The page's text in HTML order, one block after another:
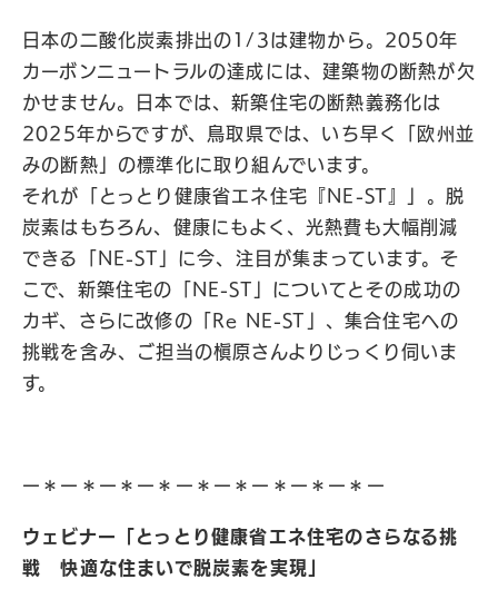
日本の二酸化炭素排出の1/3は建物から。2050年
カーボンニュートラルの達成には、建築物の断熱が欠
かせません。日本では、新築住宅の断熱義務化は
2025年からですが、鳥取県では、いち早く「欧州並
みの断熱」の標準化に取り組んでいます。
それが「とっとり健康省エネ住宅『NE-ST』」。脱
炭素はもちろん、健康にもよく、光熱費も大幅削減
できる「NE-ST」に今、注目が集まっています。そ
こで、新築住宅の「NE-ST」についてとその成功の
カギ、さらに改修の「Re NE-ST」、集合住宅への
挑戦を含み、ご担当の槇原さんよりじっくり伺いま
す。
ー＊ー＊ー＊ー＊ー＊ー＊ー＊ー＊ー＊ー
ウェビナー「とっとり健康省エネ住宅のさらなる挑
戦 快適な住まいで脱炭素を実現」